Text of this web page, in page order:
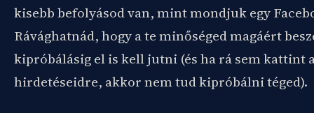
kisebb befolyásod van, mint mondjuk egy
Rávághatnád, hogy a te minőséged magáért
kipróbálásig el is kell jutni (és ha rá sem kattint
hirdetéseidre, akkor nem tud kipróbálni téged).